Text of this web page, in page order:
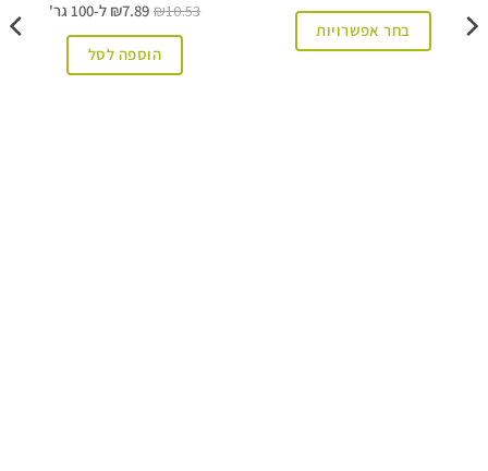
עד
⁦₪890⁩בחר אפשרויות
המקורי
₪20.
הנוכחי
₪15.
₪10.53
₪7.89 ל-100 גר'
הוספה לסל